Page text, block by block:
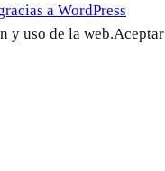
a WordPress
y uso de la web.Aceptar